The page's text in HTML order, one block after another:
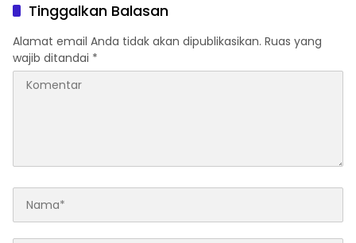
Tinggalkan Balasan
Alamat email Anda tidak akan dipublikasikan. Ruas yang
wajib ditandai *